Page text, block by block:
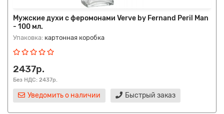
Мужские духи с феромонами Verve by Fernand Peril Man
- 100 мл.
Упаковка: картонная коробка
2437р.
Без НДС: 2437р.
Уведомить о наличии Быстрый заказ